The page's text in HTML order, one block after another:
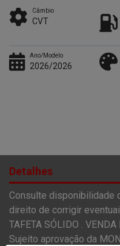
Câmbio
CVT
Ano/Modelo
2026/2026
Detalhes
Consulte disponibilidade
direito de corrigir
TAFETA SÓLIDO .
Sujeito aprovação da